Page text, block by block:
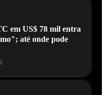
em US$ 78 mil entra
até onde pode